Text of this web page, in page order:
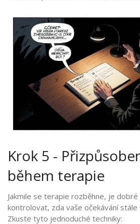
Krok 5 -
během terapie
Jakmile se terapie rozběhne, je
kontrolovat, zda vaše očekávání
Zkuste tyto jednoduché techniky: